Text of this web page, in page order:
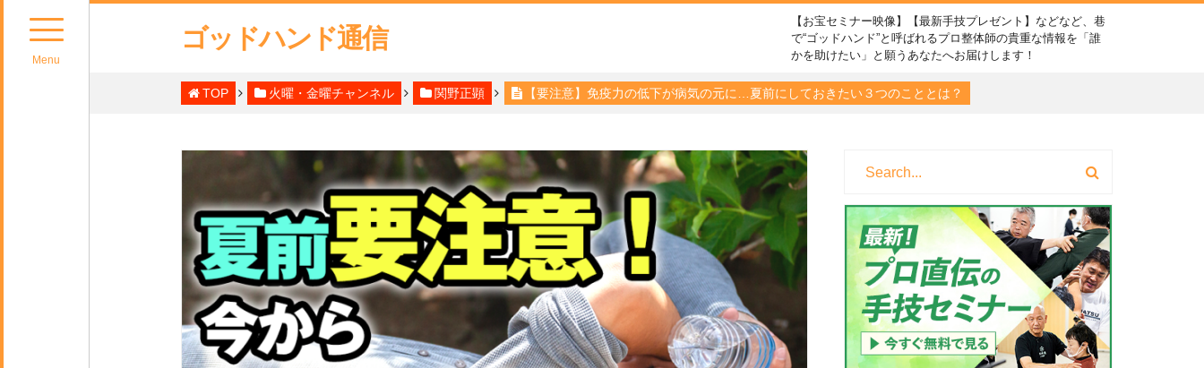
Menu
ゴッドハンド通信
【お宝セミナー映像】【最新手技プレゼント】などなど、巷
で“ゴッドハンド”と呼ばれるプロ整体師の貴重な情報を「誰
かを助けたい」と願うあなたへお届けします！
TOP 火曜・金曜チャンネル 関野正顕 【要注意】免疫力の低下が病気の元に…夏前にしておきたい３つのこととは？